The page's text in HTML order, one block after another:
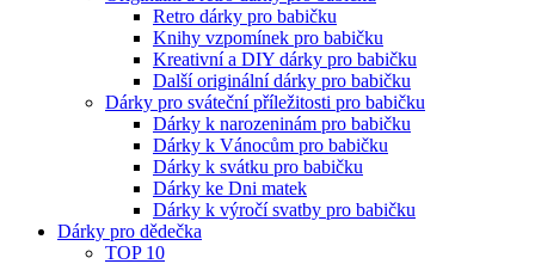
Retro dárky pro babičku
Knihy vzpomínek pro babičku
Kreativní a DIY dárky pro babičku
Další originální dárky pro babičku
Dárky pro sváteční příležitosti pro babičku
Dárky k narozeninám pro babičku
Dárky k Vánocům pro babičku
Dárky k svátku pro babičku
Dárky ke Dni matek
Dárky k výročí svatby pro babičku
Dárky pro dědečka
TOP 10